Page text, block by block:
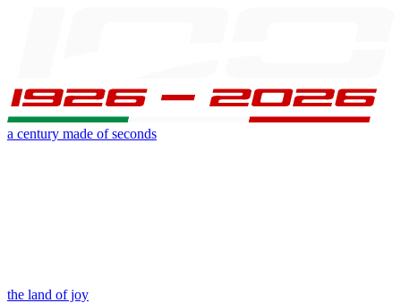
a century made of seconds
the land of joy